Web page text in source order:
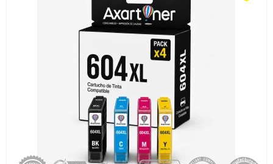
Toda la informacion
Ten una visión completa de dónde está tu pedido y accede a tu
historial de compras
Promociones especiales
Recibe nuestras promociones y ofertas suscribiéndote a nuestro
boletin de noticias
Ventajas para miembros
Accede a descuentos exclusivos y ofertas en toda la gama de